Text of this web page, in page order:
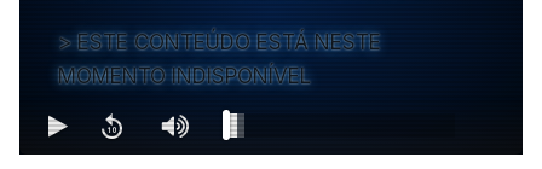
ESTE CONTEÚDO ESTÁ NESTE
MOMENTO INDISPONÍVEL